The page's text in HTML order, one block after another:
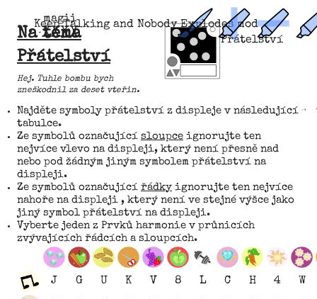
Keep Talking and Nobody Explodes mod
Přátelství
Na
magii
XXXX
téma
Přátelství
Hej. Tuhle bombu bych
zneškodnil za deset vteřin.
Najděte symboly přátelství z displeje v následující
tabulce.
Ze symbolů označující sloupce ignorujte ten
nejvíce vlevo na displeji, který není přesně nad
nebo pod žádným jiným symbolem přátelství na
displeji.
Ze symbolů označující řádky ignorujte ten nejvíce
nahoře na displeji , který není ve stejné výšce jako
jiný symbol přátelství na displeji.
Vyberte jeden z Prvků harmonie v průnicích
zvývajících řádcích a sloupcích.
J G U K V 8 L C H 4 W